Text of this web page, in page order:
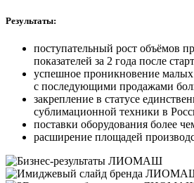
Результаты:
поступательный рост объёмов
показателей за 2 года после
успешное проникновение
с последующими продажами
закрепление в статусе
сублимационной техники в
поставки оборудования более
расширение площадей